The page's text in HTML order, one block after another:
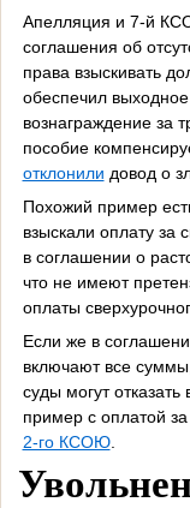
Апелляция и 7-й
соглашения об
права взыскивать
обеспечил
вознаграждение за
пособие
отклонили довод о
Похожий пример
взыскали оплату за
в соглашении о
что не имеют
оплаты
Если же в
включают все
суды могут
пример с оплатой
2-го КСОЮ.